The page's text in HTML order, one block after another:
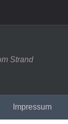
Strand
Impressum